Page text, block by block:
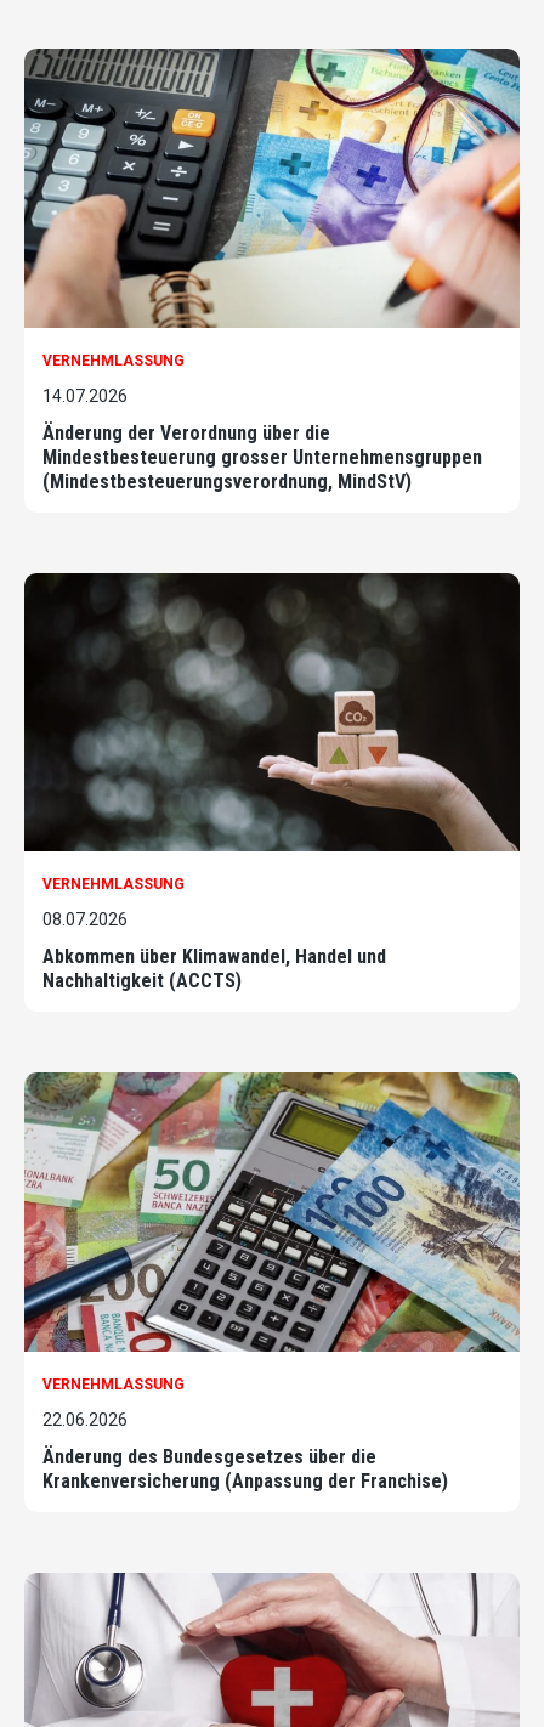
VERNEHMLASSUNG
14.07.2026
Änderung der Verordnung über die
Mindestbesteuerung grosser Unternehmensgruppen
(Mindestbesteuerungsverordnung, MindStV)
VERNEHMLASSUNG
08.07.2026
Abkommen über Klimawandel, Handel und
Nachhaltigkeit (ACCTS)
VERNEHMLASSUNG
22.06.2026
Änderung des Bundesgesetzes über die
Krankenversicherung (Anpassung der Franchise)